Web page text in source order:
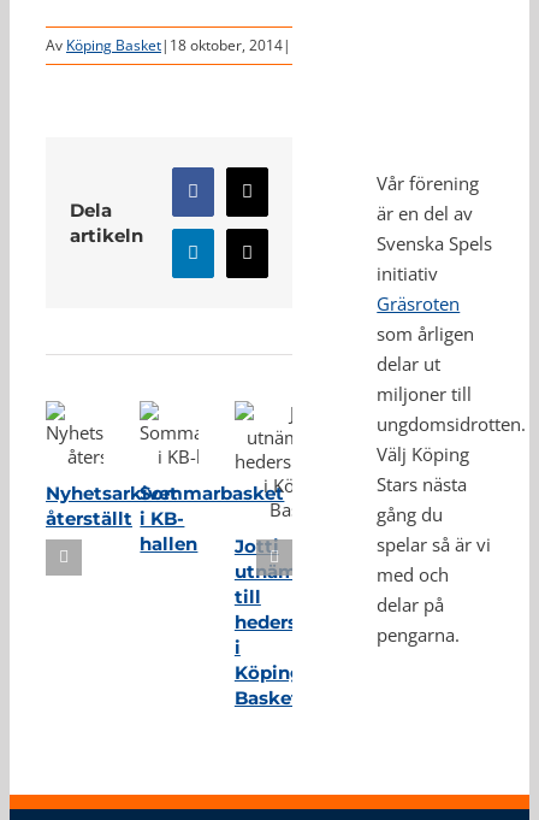
Av Köping Basket| 18 oktober, 2014|
Dela
artikeln
Facebook
X
LinkedInE-
post
Nyhetsarkivet
återställt
Sommarbasket
i KB-
hallen
Jotti
utnämnd
till
hedersmedlem
i
Köping
Basket
Vår förening
är en del av
Svenska Spels
initiativ
Gräsroten
som årligen
delar ut
miljoner till
ungdomsidrotten.
Välj Köping
Stars nästa
gång du
spelar så är vi
med och
delar på
pengarna.